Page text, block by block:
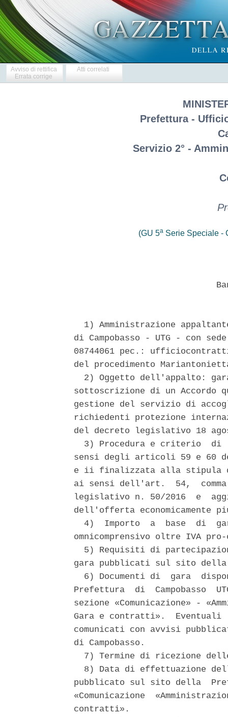
Avviso di rettifica
Errata corrige
Atti correlati
Prefettura -
Servizio 2° -
(GU 5a Serie Speciale -
1) Amministrazione
di Campobasso - UTG - con
08744061 pec.:
del procedimento
2) Oggetto dell'appalto:
sottoscrizione di un Accordo
gestione del servizio di
richiedenti protezione
del decreto legislativo 18
3) Procedura e criterio  di
sensi degli articoli 59 e 60
e ii finalizzata alla stipula di
ai sensi dell'art.  54,
legislativo n. 50/2016  e
dell'offerta economicamente
4)  Importo  a  base  di
omnicomprensivo oltre IVA
5) Requisiti di
gara pubblicati sul sito della
6) Documenti di  gara
Prefettura  di  Campobasso
sezione «Comunicazione» -
Gara e contratti».  Eventuali
comunicati con avvisi
di Campobasso.
7) Termine di ricezione
8) Data di effettuazione
pubblicato sul sito della
«Comunicazione
contratti».